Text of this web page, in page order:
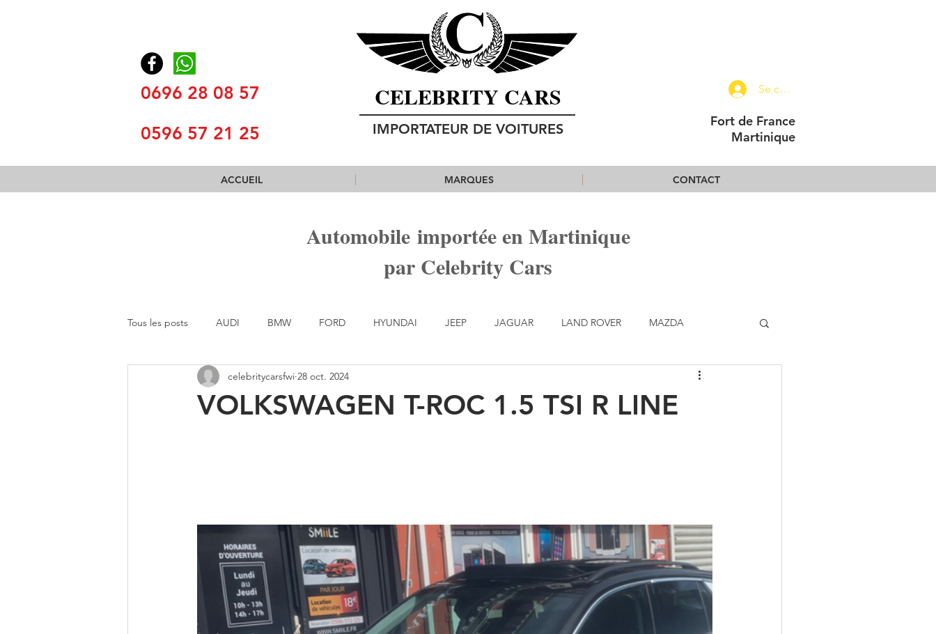
0696 28 08 57
0596 57 21 25
CELEBRITY CARS
IMPORTATEUR DE VOITURES
Se connecter
Fort de France
Martinique
ACCUEIL MARQUES CONTACT
Automobile importée en Martinique
par Celebrity Cars
Tous les posts AUDI BMW FORD HYUNDAI JEEP JAGUAR LAND ROVER MAZDA
MERCEDES BENZ MINI PORSCHE VOLVO
VOLKSWAGEN T-ROC 1.5 TSI R LINE
celebritycarsfwi 28 oct. 2024